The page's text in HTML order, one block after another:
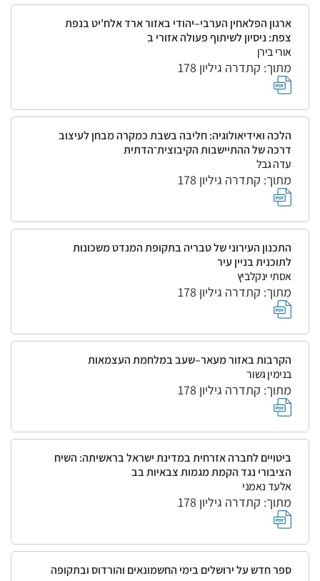
ארגון הפלאחין הערבי–יהודי באזור ארד אלח'יט בנפת
צפת: ניסיון לשיתוף פעולה אזורי ב
אורי בירן
מתוך: קתדרה גיליון 178
הלכה ואידיאולוגיה: חליבה בשבת כמקרה מבחן לעיצוב
דרכה של ההתיישבות הקיבוצית־הדתית
עדה גבל
מתוך: קתדרה גיליון 178
התכנון העירוני של טבריה בתקופת המנדט משכונות
לתוכנית בניין עיר
אסתי ינקלביץ
מתוך: קתדרה גיליון 178
הקרבות באזור מעאר–שעב במלחמת העצמאות
בנימין גשור
מתוך: קתדרה גיליון 178
ביטויים לחברה אזרחית במדינת ישראל בראשיתה: השיח
הציבורי נגד הקמת מגמות צבאיות בב
אלעד נאמני
מתוך: קתדרה גיליון 178
ספר חדש על ירושלים בימי החשמונאים והורדוס ובתקופה